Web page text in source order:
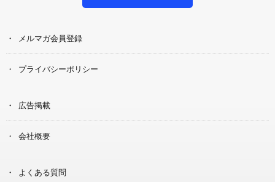
メルマガ会員登録
プライバシーポリシー
広告掲載
会社概要
よくある質問